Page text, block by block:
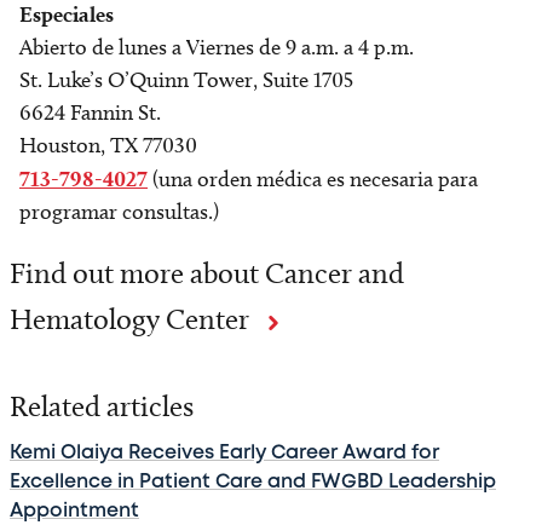
Especiales
Abierto de lunes a Viernes de 9 a.m. a 4 p.m.
St. Luke’s O’Quinn Tower, Suite 1705
6624 Fannin St.
Houston, TX 77030
713-798-4027(una orden médica es necesaria para
programar consultas.)
Find out more about Cancer and
Hematology Center
Related articles
Kemi Olaiya Receives Early Career Award for
Excellence in Patient Care and FWGBD Leadership
Appointment